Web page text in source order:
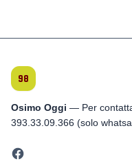
Osimo Oggi — Per
393.33.09.366 (solo